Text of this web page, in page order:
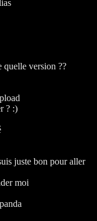
quelle version ??
? :)
juste bon pour aller
moi